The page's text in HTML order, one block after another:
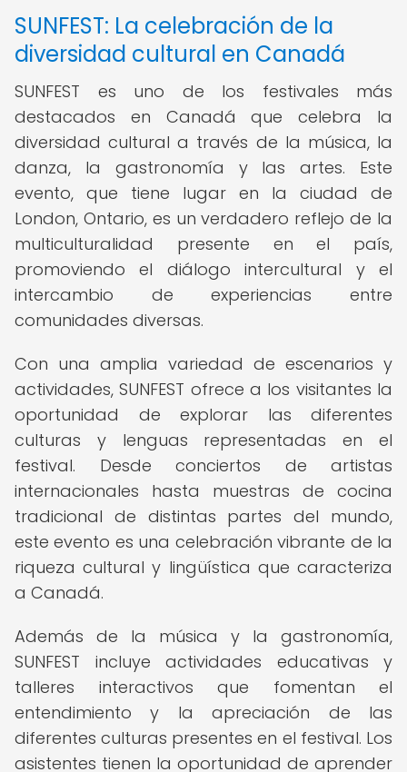
SUNFEST: La celebración de la
diversidad cultural en Canadá
SUNFEST es uno de los festivales más
destacados en Canadá que celebra la
diversidad cultural a través de la música, la
danza, la gastronomía y las artes. Este
evento, que tiene lugar en la ciudad de
London, Ontario, es un verdadero reflejo de la
multiculturalidad presente en el país,
promoviendo el diálogo intercultural y el
intercambio de experiencias entre
comunidades diversas.
Con una amplia variedad de escenarios y
actividades, SUNFEST ofrece a los visitantes la
oportunidad de explorar las diferentes
culturas y lenguas representadas en el
festival. Desde conciertos de artistas
internacionales hasta muestras de cocina
tradicional de distintas partes del mundo,
este evento es una celebración vibrante de la
riqueza cultural y lingüística que caracteriza
a Canadá.
Además de la música y la gastronomía,
SUNFEST incluye actividades educativas y
talleres interactivos que fomentan el
entendimiento y la apreciación de las
diferentes culturas presentes en el festival. Los
asistentes tienen la oportunidad de aprender